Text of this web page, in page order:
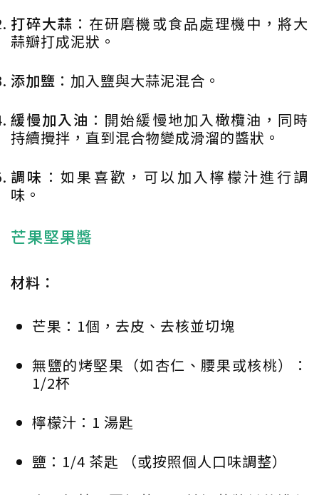
打碎大蒜 ：在研磨機或食品處理機中，將大
蒜瓣打成泥狀。
添加鹽 ：加入鹽與大蒜泥混合。
緩慢加入油 ：開始緩慢地加入橄欖油，同時
持續攪拌，直到混合物變成滑溜的醬狀。
調味 ：如果喜歡，可以加入檸檬汁進行調
味。
芒果堅果醬
材料：
芒果：1個，去皮、去核並切塊
無鹽的烤堅果（如杏仁、腰果或核桃）：
1/2杯
檸檬汁：1 湯匙
鹽：1/4 茶匙 （或按照個人口味調整）